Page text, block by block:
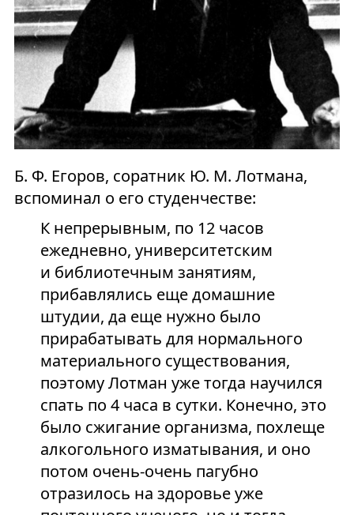
Б. Ф. Егоров, соратник Ю. М. Лотмана,
вспоминал о его студенчестве:
К непрерывным, по 12 часов
ежедневно, университетским
и библиотечным занятиям,
прибавлялись еще домашние
штудии, да еще нужно было
прирабатывать для нормального
материального существования,
поэтому Лотман уже тогда научился
спать по 4 часа в сутки. Конечно, это
было сжигание организма, похлеще
алкогольного изматывания, и оно
потом очень-очень пагубно
отразилось на здоровье уже